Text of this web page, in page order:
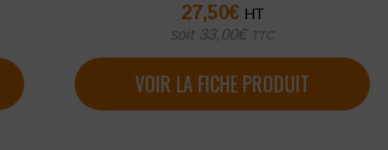
27,50€ HT
soit 33,00€ TTC
VOIR LA FICHE PRODUIT